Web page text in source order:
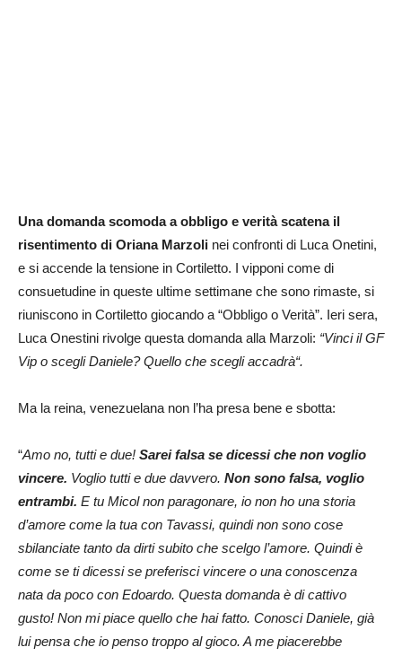
Una domanda scomoda a obbligo e verità scatena il
risentimento di Oriana Marzoli nei confronti di Luca Onetini,
e si accende la tensione in Cortiletto. I vipponi come di
consuetudine in queste ultime settimane che sono rimaste, si
riuniscono in Cortiletto giocando a “Obbligo o Verità”. Ieri sera,
Luca Onestini rivolge questa domanda alla Marzoli: “Vinci il GF
Vip o scegli Daniele? Quello che scegli accadrà“.
Ma la reina, venezuelana non l’ha presa bene e sbotta:
“Amo no, tutti e due! Sarei falsa se dicessi che non voglio
vincere. Voglio tutti e due davvero. Non sono falsa, voglio
entrambi. E tu Micol non paragonare, io non ho una storia
d’amore come la tua con Tavassi, quindi non sono cose
sbilanciate tanto da dirti subito che scelgo l’amore. Quindi è
come se ti dicessi se preferisci vincere o una conoscenza
nata da poco con Edoardo. Questa domanda è di cattivo
gusto! Non mi piace quello che hai fatto. Conosci Daniele, già
lui pensa che io penso troppo al gioco. A me piacerebbe